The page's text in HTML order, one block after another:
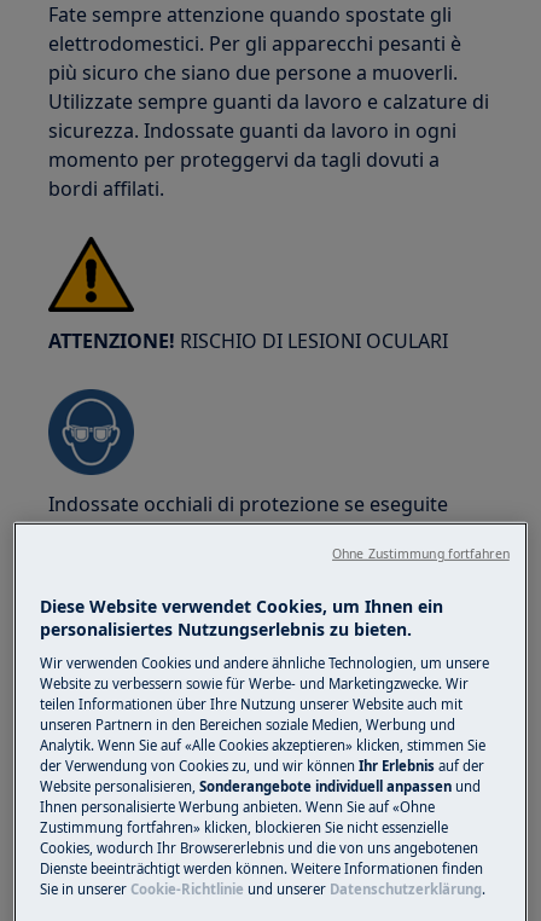
Fate sempre attenzione quando spostate gli
elettrodomestici. Per gli apparecchi pesanti è
più sicuro che siano due persone a muoverli.
Utilizzate sempre guanti da lavoro e calzature di
sicurezza. Indossate guanti da lavoro in ogni
momento per proteggervi da tagli dovuti a
bordi affilati.
ATTENZIONE! RISCHIO DI LESIONI OCULARI
Indossate occhiali di protezione se eseguite
lavori di manutenzione o riparazione che
ATTENZIONE!RISCHIO DI SCHIACCIAMENTO
Indossate guanti di protezione se eseguite
Diese Website verwendet Cookies, um Ihnen ein
personalisiertes Nutzungserlebnis zu bieten.
Wir verwenden Cookies und andere ähnliche Technologien, um unsere
Website zu verbessern sowie für Werbe- und Marketingzwecke. Wir
teilen Informationen über Ihre Nutzung unserer Website auch mit
unseren Partnern in den Bereichen soziale Medien, Werbung und
Analytik. Wenn Sie auf «Alle Cookies akzeptieren» klicken, stimmen Sie
der Verwendung von Cookies zu, und wir könnenIhr Erlebnisauf der
Website personalisieren,Sonderangebote individuell anpassen und
Ihnen personalisierte Werbung anbieten. Wenn Sie auf «Ohne
Zustimmung fortfahren» klicken, blockieren Sie nicht essenzielle
Cookies, wodurch Ihr Browsererlebnis und die von uns angebotenen
Dienste beeinträchtigt werden können. Weitere Informationen finden
Sie in unsererCookie-Richtlinie und unserer Datenschutzerklärung.
Ohne Zustimmung fortfahren